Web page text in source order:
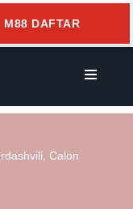
M88 DAFTAR
Calon